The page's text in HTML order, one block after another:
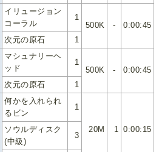
イリュージョン
コーラル
1
500K
-
0:00:45
次元の原石
1
マシュナリーヘ
ッド
1
500K
-
0:00:45
次元の原石
1
何かを入れられ
るビン
1
20M 1 0:00:15
ソウルディスク
(中級)
3